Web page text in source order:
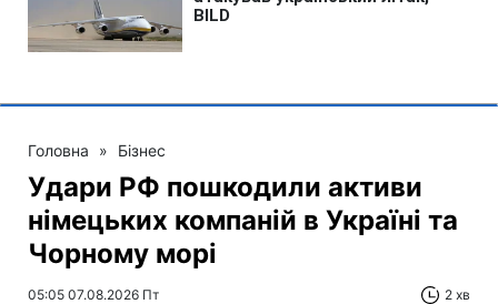
Головна » Бізнес
Удари РФ пошкодили активи
німецьких компаній в Україні та
Чорному морі
05:05 07.08.2026 Пт 2 хв